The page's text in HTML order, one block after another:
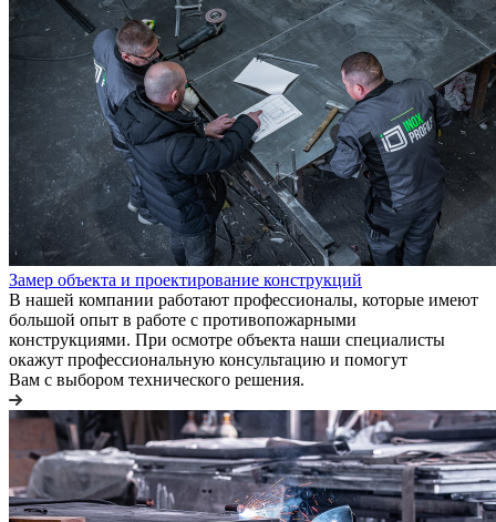
Замер объекта и проектирование конструкций
В нашей компании работают профессионалы, которые имеют
большой опыт в работе с противопожарными
конструкциями. При осмотре объекта наши специалисты
окажут профессиональную консультацию и помогут
Вам с выбором технического решения.